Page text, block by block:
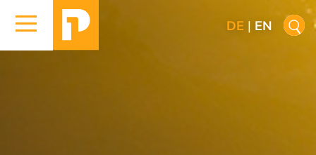
DE | EN